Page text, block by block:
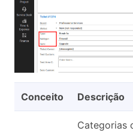
Conceito Descrição
Categorias